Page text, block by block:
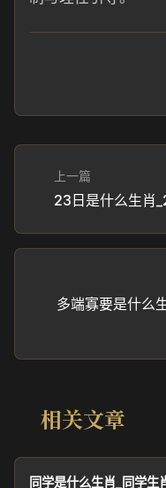
上一篇
23日是什么生肖
多端寡要是什么
相关文章
同学是什么生肖_同学生